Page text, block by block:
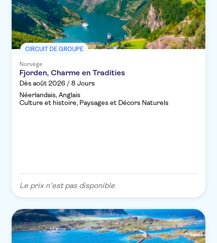
CIRCUIT DE GROUPE
Norvège
Fjorden, Charme en Tradities
Dès août 2026 / 8 Jours
Néerlandais, Anglais
Culture et histoire, Paysages et Décors Naturels
Le prix n'est pas disponible